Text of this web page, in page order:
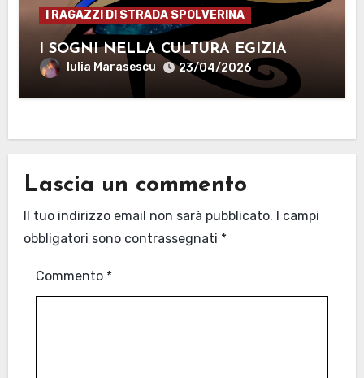
I RAGAZZI DI STRADA SPOLVERINA
I SOGNI NELLA CULTURA EGIZIA
Iulia Marasescu 23/04/2026
Lascia un commento
Il tuo indirizzo email non sarà pubblicato.
I campi
obbligatori sono contrassegnati *
Commento *